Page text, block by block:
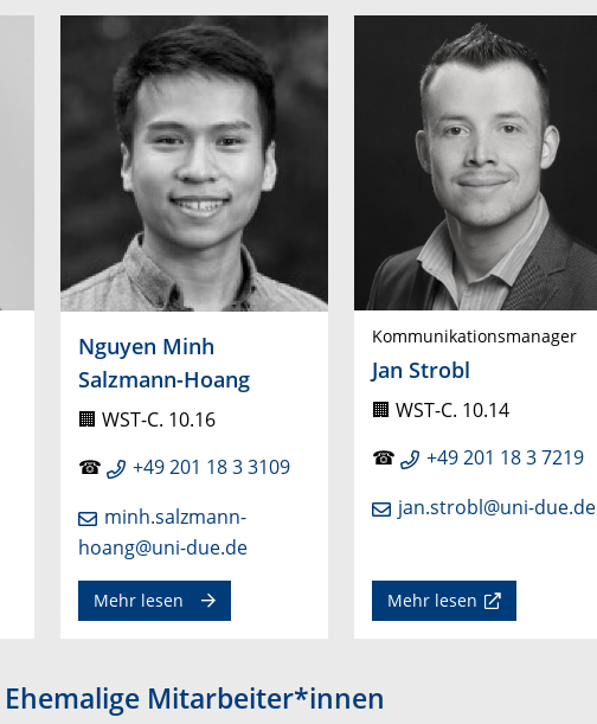
Nguyen Minh
Salzmann-Hoang
🏢 WST-C. 10.16
☎
+49 201 18 3 3109
minh.salzmann-
hoang@uni-due.de
Mehr lesen
Kommunikationsmanager
Jan Strobl
🏢 WST-C. 10.14
☎
+49 201 18 3 7219
jan.strobl@uni-due.de
Mehr lesen
Ehemalige Mitarbeiter*innen